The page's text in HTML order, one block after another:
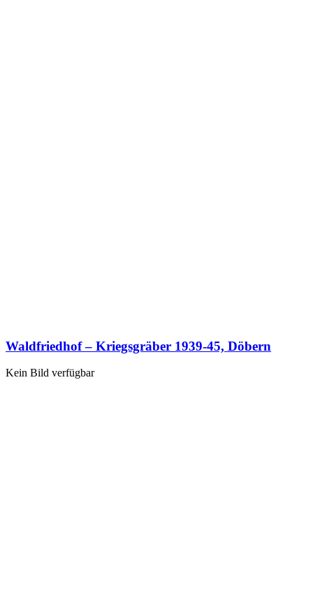
Waldfriedhof – Kriegsgräber 1939-45, Döbern
Kein Bild verfügbar